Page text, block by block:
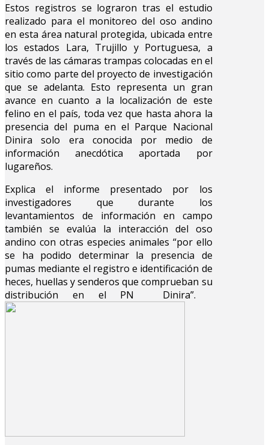
Estos registros se lograron tras el estudio
realizado para el monitoreo del oso andino
en esta área natural protegida, ubicada entre
los estados Lara, Trujillo y Portuguesa, a
través de las cámaras trampas colocadas en el
sitio como parte del proyecto de investigación
que se adelanta. Esto representa un gran
avance en cuanto a la localización de este
felino en el país, toda vez que hasta ahora la
presencia del puma en el Parque Nacional
Dinira solo era conocida por medio de
información anecdótica aportada por
lugareños.
Explica el informe presentado por los
investigadores que durante los
levantamientos de información en campo
también se evalúa la interacción del oso
andino con otras especies animales “por ello
se ha podido determinar la presencia de
pumas mediante el registro e identificación de
heces, huellas y senderos que comprueban su
distribución en el PN Dinira”.